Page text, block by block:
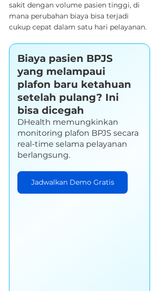
sakit dengan volume pasien tinggi, di
mana perubahan biaya bisa terjadi
cukup cepat dalam satu hari pelayanan.
Biaya pasien BPJS
yang melampaui
plafon baru ketahuan
setelah pulang? Ini
bisa dicegah
DHealth memungkinkan
monitoring plafon BPJS secara
real-time selama pelayanan
berlangsung.
Jadwalkan Demo Gratis